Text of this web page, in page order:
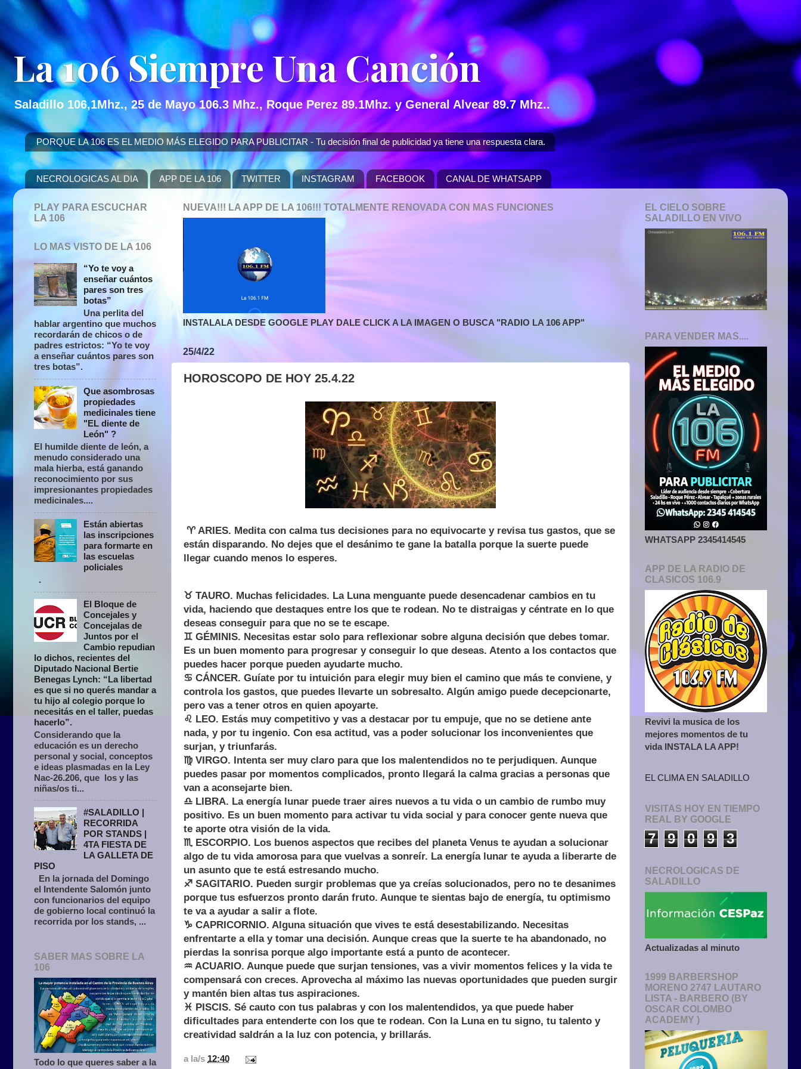
La 106 Siempre Una Canción
Saladillo 106,1Mhz., 25 de Mayo 106.3 Mhz., Roque Perez 89.1Mhz. y General Alvear 89.7 Mhz..
PORQUE LA 106 ES EL MEDIO MÁS ELEGIDO PARA PUBLICITAR - Tu decisión final de publicidad ya tiene una respuesta clara.
NECROLOGICAS AL DIA APP DE LA 106 TWITTER INSTAGRAM FACEBOOK CANAL DE WHATSAPP
NUEVA!!! LA APP DE LA 106!!! TOTALMENTE RENOVADA CON MAS FUNCIONES
INSTALALA DESDE GOOGLE PLAY DALE CLICK A LA IMAGEN O BUSCA "RADIO LA 106 APP"
25/4/22
HOROSCOPO DE HOY 25.4.22
♈ ARIES. Medita con calma tus decisiones para no equivocarte y revisa tus gastos, que se
están disparando. No dejes que el desánimo te gane la batalla porque la suerte puede
llegar cuando menos lo esperes.
♉ TAURO. Muchas felicidades. La Luna menguante puede desencadenar cambios en tu
vida, haciendo que destaques entre los que te rodean. No te distraigas y céntrate en lo que
deseas conseguir para que no se te escape.
♊ GÉMINIS. Necesitas estar solo para reflexionar sobre alguna decisión que debes tomar.
Es un buen momento para progresar y conseguir lo que deseas. Atento a los contactos que
puedes hacer porque pueden ayudarte mucho.
♋ CÁNCER. Guíate por tu intuición para elegir muy bien el camino que más te conviene, y
controla los gastos, que puedes llevarte un sobresalto. Algún amigo puede decepcionarte,
pero vas a tener otros en quien apoyarte.
♌ LEO. Estás muy competitivo y vas a destacar por tu empuje, que no se detiene ante
nada, y por tu ingenio. Con esa actitud, vas a poder solucionar los inconvenientes que
surjan, y triunfarás.
♍ VIRGO. Intenta ser muy claro para que los malentendidos no te perjudiquen. Aunque
puedes pasar por momentos complicados, pronto llegará la calma gracias a personas que
van a aconsejarte bien.
♎ LIBRA. La energía lunar puede traer aires nuevos a tu vida o un cambio de rumbo muy
positivo. Es un buen momento para activar tu vida social y para conocer gente nueva que
te aporte otra visión de la vida.
♏ ESCORPIO. Los buenos aspectos que recibes del planeta Venus te ayudan a solucionar
algo de tu vida amorosa para que vuelvas a sonreír. La energía lunar te ayuda a liberarte de
un asunto que te está estresando mucho.
♐ SAGITARIO. Pueden surgir problemas que ya creías solucionados, pero no te desanimes
porque tus esfuerzos pronto darán fruto. Aunque te sientas bajo de energía, tu optimismo
te va a ayudar a salir a flote.
♑ CAPRICORNIO. Alguna situación que vives te está desestabilizando. Necesitas
enfrentarte a ella y tomar una decisión. Aunque creas que la suerte te ha abandonado, no
pierdas la sonrisa porque algo importante está a punto de acontecer.
♒ ACUARIO. Aunque puede que surjan tensiones, vas a vivir momentos felices y la vida te
compensará con creces. Aprovecha al máximo las nuevas oportunidades que pueden surgir
y mantén bien altas tus aspiraciones.
♓ PISCIS. Sé cauto con tus palabras y con los malentendidos, ya que puede haber
dificultades para entenderte con los que te rodean. Con la Luna en tu signo, tu talento y
creatividad saldrán a la luz con potencia, y brillarás.
a la/s 12:40
PLAY PARA ESCUCHAR
LA 106
LO MAS VISTO DE LA 106
“Yo te voy a
enseñar cuántos
pares son tres
botas”
Una perlita del
hablar argentino que muchos
recordarán de chicos o de
padres estrictos: “Yo te voy
a enseñar cuántos pares son
tres botas”.
Que asombrosas
propiedades
medicinales tiene
"EL diente de
León" ?
El humilde diente de león, a
menudo considerado una
mala hierba, está ganando
reconocimiento por sus
impresionantes propiedades
medicinales....
Están abiertas
las inscripciones
para formarte en
las escuelas
policiales
.
El Bloque de
Concejales y
Concejalas de
Juntos por el
Cambio repudian
lo dichos, recientes del
Diputado Nacional Bertie
Benegas Lynch: “La libertad
es que si no querés mandar a
tu hijo al colegio porque lo
necesitás en el taller, puedas
hacerlo”.
Considerando que la
educación es un derecho
personal y social, conceptos
e ideas plasmadas en la Ley
Nac-26.206, que los y las
niñas/os ti...
#SALADILLO |
RECORRIDA
POR STANDS |
4TA FIESTA DE
LA GALLETA DE
PISO
En la jornada del Domingo
el Intendente Salomón junto
con funcionarios del equipo
de gobierno local continuó la
recorrida por los stands, ...
SABER MAS SOBRE LA
106
Todo lo que queres saber a la
EL CIELO SOBRE
SALADILLO EN VIVO
PARA VENDER MAS....
WHATSAPP 2345414545
APP DE LA RADIO DE
CLASICOS 106.9
Revivi la musica de los
mejores momentos de tu
vida INSTALA LA APP!
EL CLIMA EN SALADILLO
VISITAS HOY EN TIEMPO
REAL BY GOOGLE
7 9 0 9 3
NECROLOGICAS DE
SALADILLO
Actualizadas al minuto
1999 BARBERSHOP
MORENO 2747 LAUTARO
LISTA - BARBERO (BY
OSCAR COLOMBO
ACADEMY )